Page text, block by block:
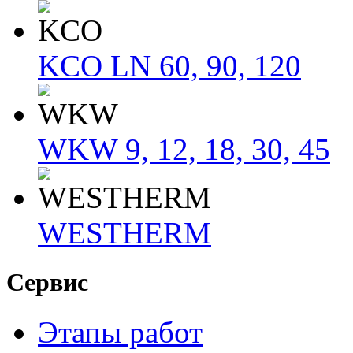
KCO LN 60, 90, 120
WKW 9, 12, 18, 30, 45
WESTHERM
Сервис
Этапы работ